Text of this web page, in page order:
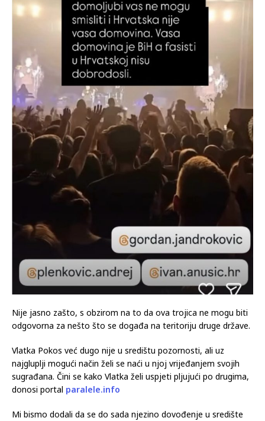
Nije jasno zašto, s obzirom na to da ova trojica ne mogu biti
odgovorna za nešto što se događa na teritoriju druge države.
Vlatka Pokos već dugo nije u središtu pozornosti, ali uz
najgluplji mogući način želi se naći u njoj vrijeđanjem svojih
sugrađana. Čini se kako Vlatka želi uspjeti pljujući po drugima,
donosi portal paralele.info
Mi bismo dodali da se do sada njezino dovođenje u središte